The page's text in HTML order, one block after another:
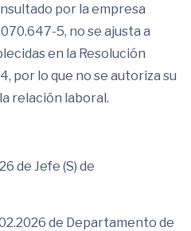
por la empresa
5, no se ajusta a
en la Resolución
por lo que no se autoriza su
relación laboral.
de Jefe (S) de
de Departamento de